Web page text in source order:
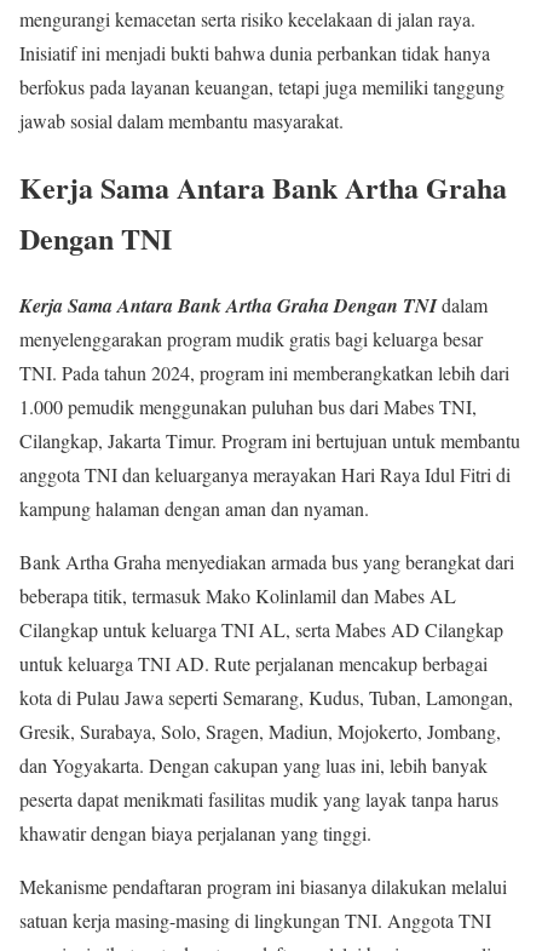
mengurangi kemacetan serta risiko kecelakaan di jalan raya.
Inisiatif ini menjadi bukti bahwa dunia perbankan tidak hanya
berfokus pada layanan keuangan, tetapi juga memiliki tanggung
jawab sosial dalam membantu masyarakat.
Kerja Sama Antara Bank Artha Graha
Dengan TNI
Kerja Sama Antara Bank Artha Graha Dengan TNIdalam
menyelenggarakan program mudik gratis bagi keluarga besar
TNI. Pada tahun 2024, program ini memberangkatkan lebih dari
1.000 pemudik menggunakan puluhan bus dari Mabes TNI,
Cilangkap, Jakarta Timur. Program ini bertujuan untuk membantu
anggota TNI dan keluarganya merayakan Hari Raya Idul Fitri di
kampung halaman dengan aman dan nyaman.
Bank Artha Graha menyediakan armada bus yang berangkat dari
beberapa titik, termasuk Mako Kolinlamil dan Mabes AL
Cilangkap untuk keluarga TNI AL, serta Mabes AD Cilangkap
untuk keluarga TNI AD. Rute perjalanan mencakup berbagai
kota di Pulau Jawa seperti Semarang, Kudus, Tuban, Lamongan,
Gresik, Surabaya, Solo, Sragen, Madiun, Mojokerto, Jombang,
dan Yogyakarta. Dengan cakupan yang luas ini, lebih banyak
peserta dapat menikmati fasilitas mudik yang layak tanpa harus
khawatir dengan biaya perjalanan yang tinggi.
Mekanisme pendaftaran program ini biasanya dilakukan melalui
satuan kerja masing-masing di lingkungan TNI. Anggota TNI